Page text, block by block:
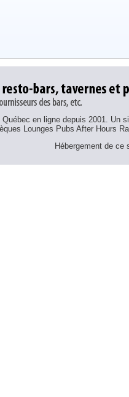
Québec en ligne depuis 2001.
Lounges Pubs After Hours
Hébergement de ce